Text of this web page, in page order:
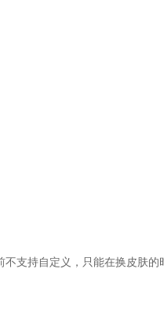
支持自定义，只能在换皮肤的